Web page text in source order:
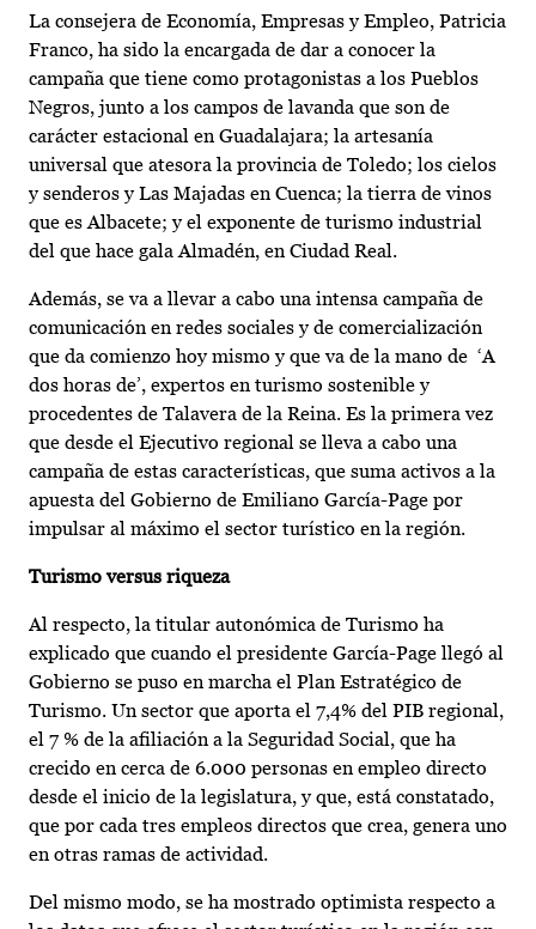
La consejera de Economía, Empresas y Empleo, Patricia
Franco, ha sido la encargada de dar a conocer la
campaña que tiene como protagonistas a los Pueblos
Negros, junto a los campos de lavanda que son de
carácter estacional en Guadalajara; la artesanía
universal que atesora la provincia de Toledo; los cielos
y senderos y Las Majadas en Cuenca; la tierra de vinos
que es Albacete; y el exponente de turismo industrial
del que hace gala Almadén, en Ciudad Real.
Además, se va a llevar a cabo una intensa campaña de
comunicación en redes sociales y de comercialización
que da comienzo hoy mismo y que va de la mano de ‘A
dos horas de’, expertos en turismo sostenible y
procedentes de Talavera de la Reina. Es la primera vez
que desde el Ejecutivo regional se lleva a cabo una
campaña de estas características, que suma activos a la
apuesta del Gobierno de Emiliano García-Page por
impulsar al máximo el sector turístico en la región.
Turismo versus riqueza
Al respecto, la titular autonómica de Turismo ha
explicado que cuando el presidente García-Page llegó al
Gobierno se puso en marcha el Plan Estratégico de
Turismo. Un sector que aporta el 7,4% del PIB regional,
el 7 % de la afiliación a la Seguridad Social, que ha
crecido en cerca de 6.000 personas en empleo directo
desde el inicio de la legislatura, y que, está constatado,
que por cada tres empleos directos que crea, genera uno
en otras ramas de actividad.
Del mismo modo, se ha mostrado optimista respecto a